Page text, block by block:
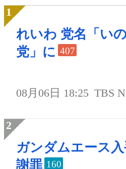
れいわ 党名「い
党」に 407
08月06日 18:25 TBS
ガンダムエース
謝罪 160